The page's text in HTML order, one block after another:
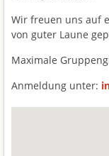
Wir freuen uns auf
von guter Laune
Maximale
Anmeldung unter: